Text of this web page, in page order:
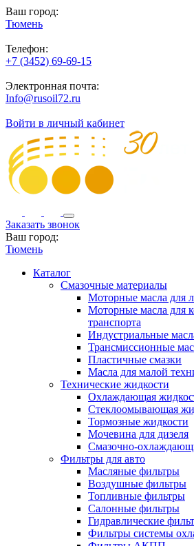
Ваш город:
Тюмень
Телефон:
+7 (3452) 69-69-15
Электронная почта:
Info@rusoil72.ru
Войти в личный кабинет
Заказать звонок
Ваш город:
Тюмень
Каталог
Смазочные материалы
Моторные масла для
Моторные масла для
транспорта
Индустриальные
Трансмиссионные
Пластичные смазки
Масла для малой
Технические жидкости
Охлаждающая
Стеклоомывающая
Тормозные жидкости
Мочевина для дизеля
Смазочно-
Фильтры для авто
Масляные фильтры
Воздушные фильтры
Топливные фильтры
Салонные фильтры
Гидравлические
Фильтры системы